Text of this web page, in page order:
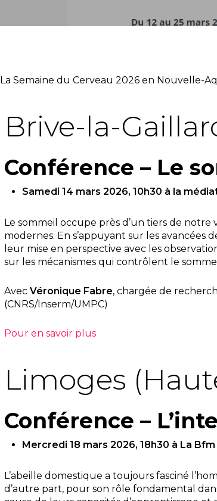
La Semaine du Cerveau 2026 en Nouvelle-
Brive-la-
Conférence – Le
Samedi 14 mars 2026, 10h30 à la
Le sommeil occupe près d’un tiers de
modernes. En s’appuyant sur les
leur mise en perspective avec les
sur les mécanismes qui contrôlent le
Avec Véronique Fabre, chargée de
(CNRS/Inserm/UMPC)
Pour en savoir plus
Limoges
Conférence –
Mercredi 18 mars 2026, 18h30 à La
L’abeille domestique a toujours fasciné
d’autre part, pour son rôle fondamental